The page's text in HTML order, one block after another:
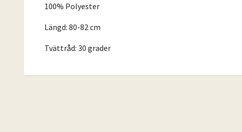
100% Polyester
Längd: 80-82 cm
Tvättråd: 30 grader